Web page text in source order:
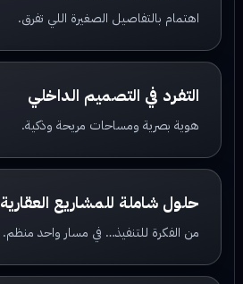
اهتمام بالتفاصيل الصغيرة اللي تفرق.
التفرد في التصميم الداخلي
هوية بصرية ومساحات مريحة وذكية.
حلول شاملة للمشاريع العقارية
من الفكرة للتنفيذ… في مسار واحد منظم.